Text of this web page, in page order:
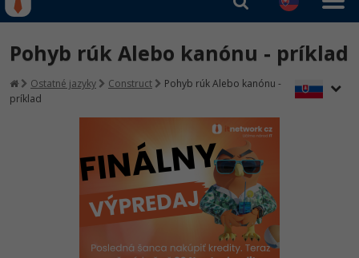
hradené úradom práce
IT e-learning
Java -80%
C# .NET -80%
Python -80%
Prihlásiť sa | Registrovať
Pohyb rúk Alebo kanónu - príklad
Ostatné jazyky Construct
Pohyb rúk Alebo kanónu -
príklad